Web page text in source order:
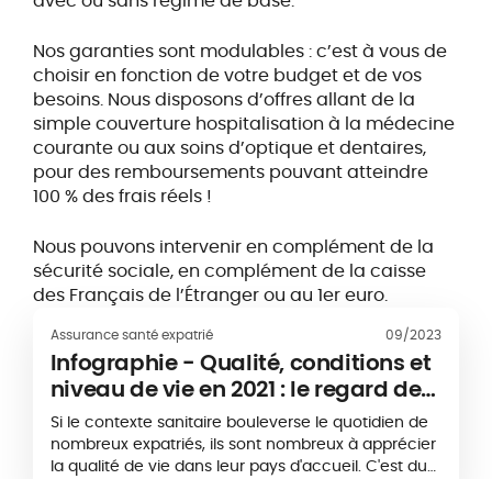
Nos garanties sont modulables : c’est à vous de
choisir en fonction de votre budget et de vos
besoins. Nous disposons d’offres allant de la
simple couverture hospitalisation à la médecine
courante ou aux soins d’optique et dentaires,
pour des remboursements pouvant atteindre
100 % des frais réels !
Nous pouvons intervenir en complément de la
sécurité sociale, en complément de la caisse
des Français de l’Étranger ou au 1er euro.
Assurance santé expatrié 09/2023
Infographie - Qualité, conditions et
niveau de vie en 2021 : le regard des
expatriés sur 10 pays
Si le contexte sanitaire bouleverse le quotidien de
nombreux expatriés, ils sont nombreux à apprécier
la qualité de vie dans leur pays d'accueil. C'est du